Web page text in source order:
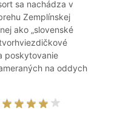
sa nachádza v
Zemplínskej
ako „slovenské
poskytovanie
na oddych